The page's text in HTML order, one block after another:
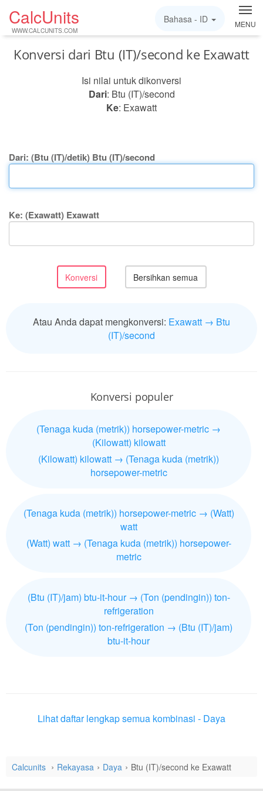
CalcUnits
WWW.CALCUNITS.COM
MENU
Bahasa - ID
Konversi dari Btu (IT)/second ke Exawatt
Isi nilai untuk dikonversi
Dari: Btu (IT)/second
Ke: Exawatt
Dari: (Btu (IT)/detik) Btu (IT)/second
Ke: (Exawatt) Exawatt
Atau Anda dapat mengkonversi: Exawatt → Btu
(IT)/second
Konversi populer
(Tenaga kuda (metrik)) horsepower-metric →
(Kilowatt) kilowatt
(Kilowatt) kilowatt → (Tenaga kuda (metrik))
horsepower-metric
(Tenaga kuda (metrik)) horsepower-metric → (Watt)
watt
(Watt) watt → (Tenaga kuda (metrik)) horsepower-
metric
(Btu (IT)/jam) btu-it-hour → (Ton (pendingin)) ton-
refrigeration
(Ton (pendingin)) ton-refrigeration → (Btu (IT)/jam)
btu-it-hour
Lihat daftar lengkap semua kombinasi - Daya
Calcunits Rekayasa Daya Btu (IT)/second ke Exawatt